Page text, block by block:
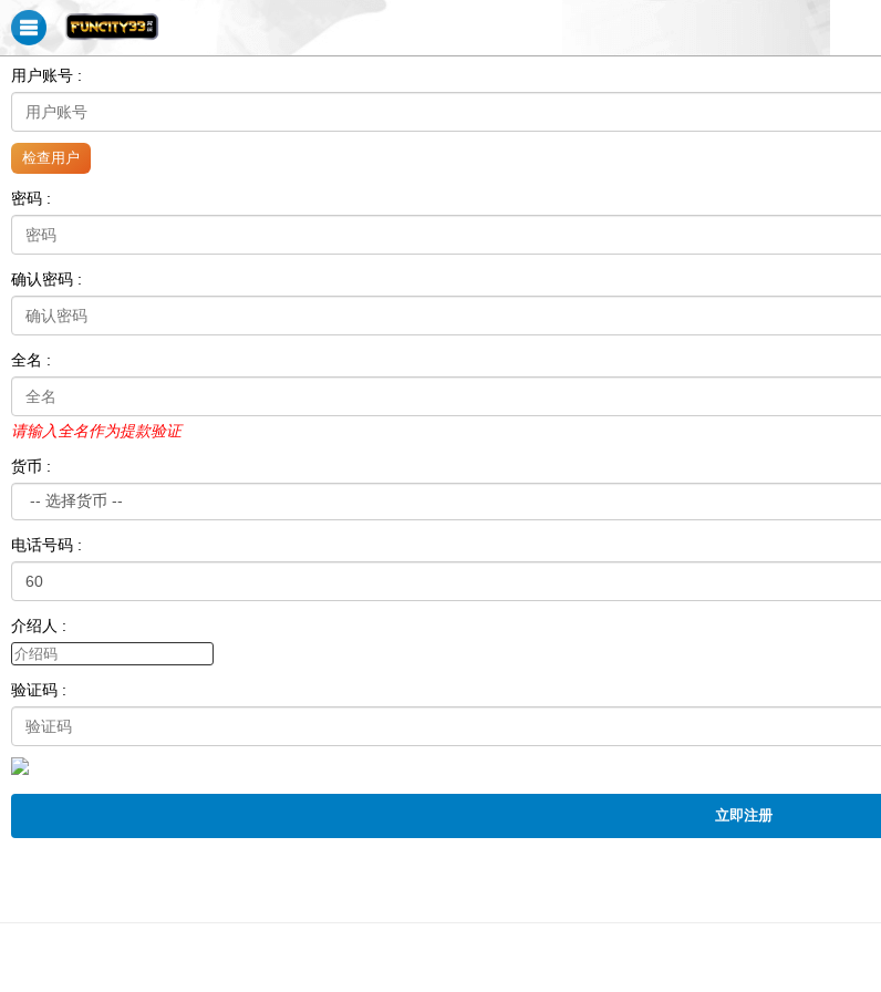
用户账号 :
密码 :
确认密码 :
全名 :
请输入全名作为提款验证
货币 :
电话号码 :
介绍人 :
验证码 :